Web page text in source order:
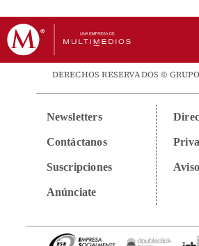
DERECHOS RESERVADOS ©
Newsletters
Contáctanos
Suscripciones
Anúnciate